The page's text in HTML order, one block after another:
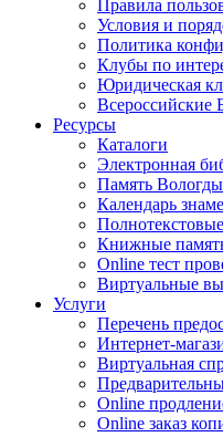
Правила
Условия и
Политика
Клубы по
Юридическая
Всероссийские
Ресурсы
Каталоги
Электронная
Память Вологды
Календарь
Книжные
Online тест
Виртуальные
Услуги
Перечень
Интернет-
Виртуальная
Online
Online заказ